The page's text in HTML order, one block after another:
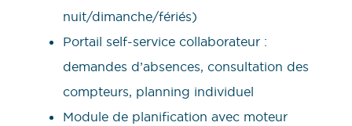
nuit/dimanche/fériés)
Portail self-service collaborateur :
demandes d’absences, consultation des
compteurs, planning individuel
Module de planification avec moteur